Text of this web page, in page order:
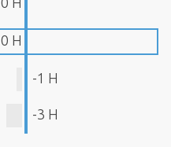
0 H
-1 H
-3 H